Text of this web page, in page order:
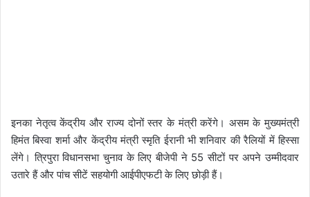
इनका नेतृत्व केंद्रीय और राज्य दोनों स्तर के मंत्री करेंगे। असम के मुख्यमंत्री
हिमंत बिस्वा शर्मा और केंद्रीय मंत्री स्मृति ईरानी भी शनिवार की रैलियों में हिस्सा
लेंगे। त्रिपुरा विधानसभा चुनाव के लिए बीजेपी ने 55 सीटों पर अपने उम्मीदवार
उतारे हैं और पांच सीटें सहयोगी आईपीएफटी के लिए छोड़ी हैं।